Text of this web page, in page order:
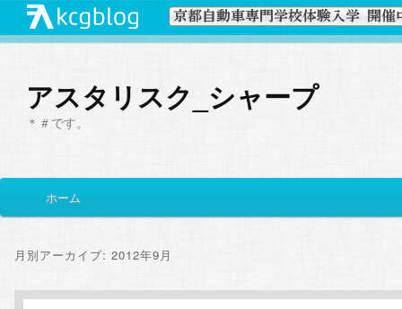
アスタリスク_シャープ
＊＃です。
イ
メ
ン
サ
コ
ホーム
月別アーカイブ:2012年9月